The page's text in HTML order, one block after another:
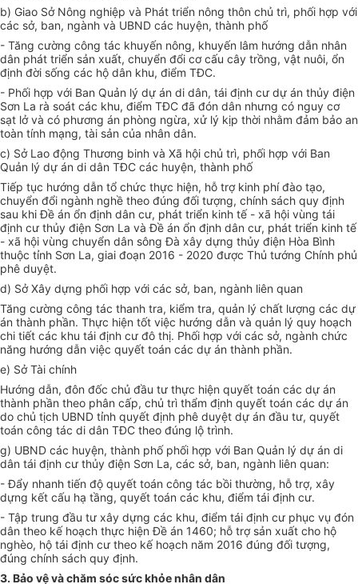
b) Giao Sở Nông nghiệp và Phát triển nông thôn chủ trì, phối hợp với
các sở, ban, ngành và UBND các huyện, thành phố
- Tăng cường công tác khuyến nông, khuyến lâm hướng dẫn nhân
dân phát triển sản xuất, chuyển đổi cơ cấu cây trồng, vật nuôi, ổn
định đời sống các hộ dân khu, điểm TĐC.
- Phối hợp với Ban Quản lý dự án di dân, tái định cư dự án thủy điện
Sơn La rà soát các khu, điểm TĐC đã đón dân nhưng có nguy cơ
sạt lở và có phương án phòng ngừa, xử lý kịp thời nhằm đảm bảo an
toàn tính mạng, tài sản của nhân dân.
c) Sở Lao động Thương binh và Xã hội chủ trì, phối hợp với Ban
Quản lý dự án di dân TĐC các huyện, thành phố
Tiếp tục hướng dẫn tổ chức thực hiện, hỗ trợ kinh phí đào tạo,
chuyển đổi ngành nghề theo đúng đối tượng, chính sách quy định
sau khi Đề án ổn định dân cư, phát triển kinh tế - xã hội vùng tái
định cư thủy điện Sơn La và Đề án ổn định dân cư, phát triển kinh tế
- xã hội vùng chuyển dân sông Đà xây dựng thủy điện Hòa Bình
thuộc tỉnh Sơn La, giai đoạn 2016 - 2020 được Thủ tướng Chính phủ
phê duyệt.
d) Sở Xây dựng phối hợp với các sở, ban, ngành liên quan
Tăng cường công tác thanh tra, kiểm tra, quản lý chất lượng các dự
án thành phần. Thực hiện tốt việc hướng dẫn và quản lý quy hoạch
chi tiết các khu tái định cư đô thị. Phối hợp với các sở, ngành chức
năng hướng dẫn việc quyết toán các dự án thành phần.
e) Sở Tài chính
Hướng dẫn, đôn đốc chủ đầu tư thực hiện quyết toán các dự án
thành phần theo phân cấp, chủ trì thẩm định quyết toán các dự án
do chủ tịch UBND tỉnh quyết định phê duyệt dự án đầu tư, quyết
toán công tác di dân TĐC theo đúng lộ trình.
g) UBND các huyện, thành phố phối hợp với Ban Quản lý dự án di
dân tái định cư thủy điện Sơn La, các sở, ban, ngành liên quan:
- Đẩy nhanh tiến độ quyết toán công tác bồi thường, hỗ trợ, xây
dựng kết cấu hạ tầng, quyết toán các khu, điểm tái định cư.
- Tập trung đầu tư xây dựng các khu, điểm tái định cư phục vụ đón
dân theo kế hoạch thực hiện Đề án 1460; hỗ trợ sản xuất cho hộ
nghèo, hộ tái định cư theo kế hoạch năm 2016 đúng đối tượng,
đúng chính sách quy định.
3. Bảo vệ và chăm sóc sức khỏe nhân dân